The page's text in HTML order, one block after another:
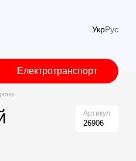
УкрРус
Електротранспорт
Артикул
26906